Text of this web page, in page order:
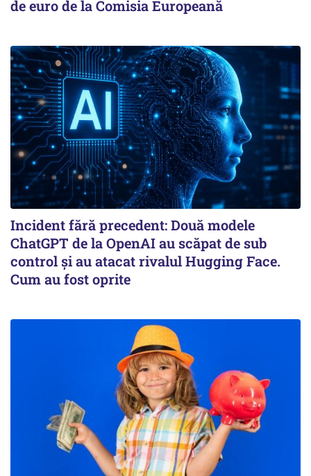
de euro de la Comisia Europeană
Incident fără precedent: Două modele
ChatGPT de la OpenAI au scăpat de sub
control și au atacat rivalul Hugging Face.
Cum au fost oprite